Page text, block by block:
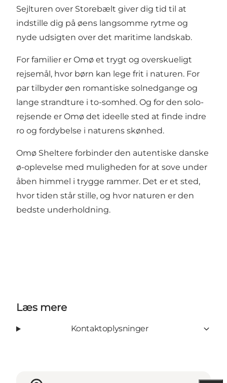
Sejlturen over Storebælt giver dig tid til at
indstille dig på øens langsomme rytme og
nyde udsigten over det maritime landskab.
For familier er Omø et trygt og overskueligt
rejsemål, hvor børn kan lege frit i naturen. For
par tilbyder øen romantiske solnedgange og
lange strandture i to-somhed. Og for den solo-
rejsende er Omø det ideelle sted at finde indre
ro og fordybelse i naturens skønhed.
Omø Sheltere forbinder den autentiske danske
ø-oplevelse med muligheden for at sove under
åben himmel i trygge rammer. Det er et sted,
hvor tiden står stille, og hvor naturen er den
bedste underholdning.
Læs mere
Kontaktoplysninger